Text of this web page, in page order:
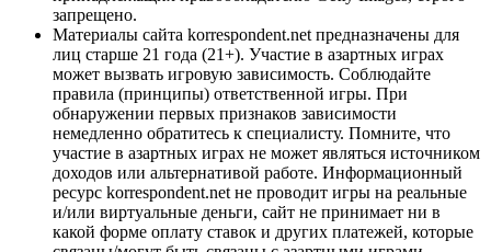
запрещено.
Материалы сайта korrespondent.net предназначены для
лиц старше 21 года (21+). Участие в азартных играх
может вызвать игровую зависимость. Соблюдайте
правила (принципы) ответственной игры. При
обнаружении первых признаков зависимости
немедленно обратитесь к специалисту. Помните, что
участие в азартных играх не может являться источником
доходов или альтернативой работе. Информационный
ресурс korrespondent.net не проводит игры на реальные
и/или виртуальные деньги, сайт не принимает ни в
какой форме оплату ставок и других платежей, которые